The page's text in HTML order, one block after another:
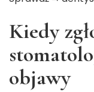
Kiedy
objawy